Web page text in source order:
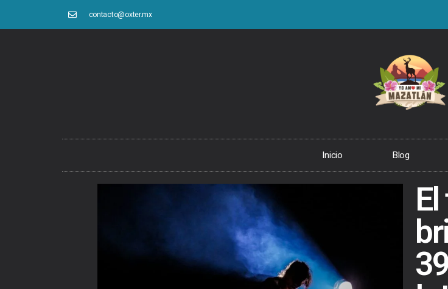
contacto@oxter.mx
Inicio Blog